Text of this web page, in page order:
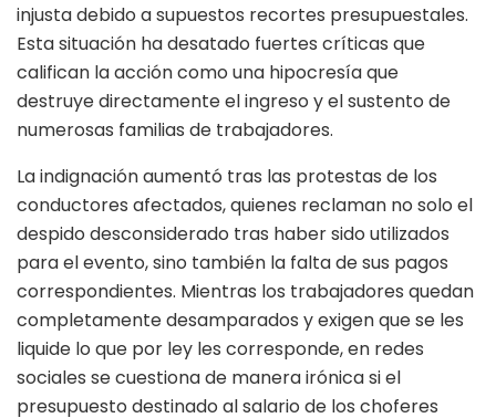
injusta debido a supuestos recortes presupuestales.
Esta situación ha desatado fuertes críticas que
califican la acción como una hipocresía que
destruye directamente el ingreso y el sustento de
numerosas familias de trabajadores.
La indignación aumentó tras las protestas de los
conductores afectados, quienes reclaman no solo el
despido desconsiderado tras haber sido utilizados
para el evento, sino también la falta de sus pagos
correspondientes. Mientras los trabajadores quedan
completamente desamparados y exigen que se les
liquide lo que por ley les corresponde, en redes
sociales se cuestiona de manera irónica si el
presupuesto destinado al salario de los choferes